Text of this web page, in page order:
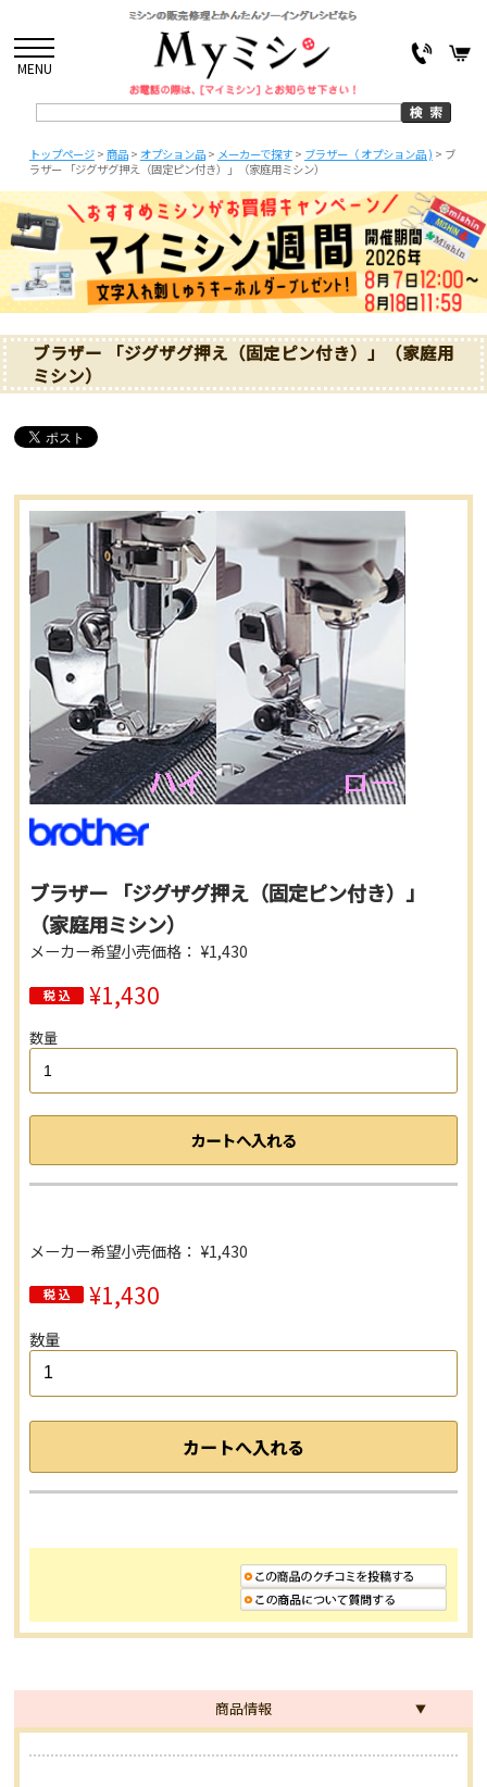
MENU
トップページ> 商品> オプション品> メーカーで探す> ブラザー（ オプション品 ) > ブ
ラザー 「ジグザグ押え（固定ピン付き）」（家庭用ミシン）
ブラザー 「ジグザグ押え（固定ピン付き）」（家庭用
ミシン）
ブラザー 「ジグザグ押え（固定ピン付き）」
（家庭用ミシン）
メーカー希望小売価格： ¥1,430
¥1,430
数量
メーカー希望小売価格： ¥1,430
¥1,430
数量
商品情報